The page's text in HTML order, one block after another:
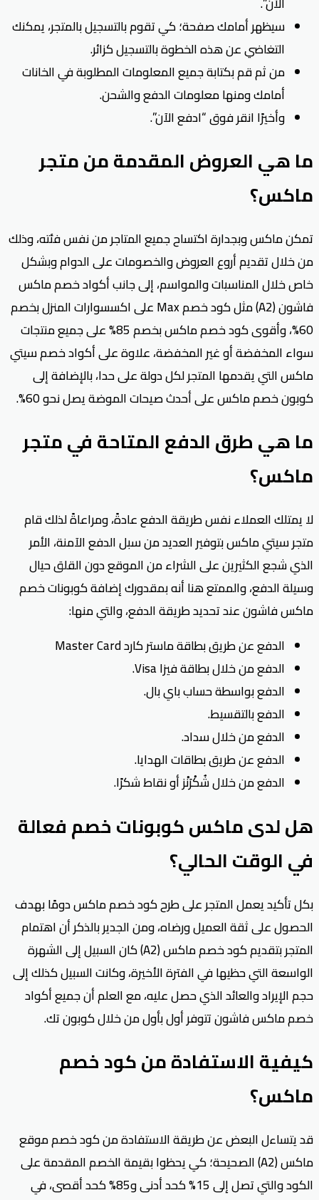
سيظهر أمامك صفحة؛ كي تقوم بالتسجيل بالمتجر، يمكنك
التغاضي عن هذه الخطوة بالتسجيل كزائر.
من ثم قم بكتابة جميع المعلومات المطلوبة في الخانات
أمامك ومنها معلومات الدفع والشحن.
وأخيرًا انقر فوق “ادفع الآن”.
ما هي العروض المقدمة من متجر
ماكس؟
تمكن ماكس وبجدارة اكتساح جميع المتاجر من نفس فئته، وذلك
من خلال تقديم أروع العروض والخصومات على الدوام وبشكل
خاص خلال المناسبات والمواسم، إلى جانب أكواد خصم ماكس
فاشون (A2) مثل كود خصم Max على اكسسوارات المنزل بخصم
60%، وأقوى كود خصم ماكس بخصم 85% على جميع منتجات
سواء المخفضة أو غير المخفضة، علاوة على أكواد خصم سيتي
ماكس التي يقدمها المتجر لكل دولة على حدا، بالإضافة إلى
كوبون خصم ماكس على أحدث صيحات الموضة يصل نحو 60%.
ما هي طرق الدفع المتاحة في متجر
ماكس؟
لا يمتلك العملاء نفس طريقة الدفع عادةً، ومراعاةً لذلك قام
متجر سيتي ماكس بتوفير العديد من سبل الدفع الآمنة، الأمر
الذي شجع الكثيرين على الشراء من الموقع دون القلق حيال
وسيلة الدفع، والممتع هنا أنه بمقدورك إضافة كوبونات خصم
ماكس فاشون عند تحديد طريقة الدفع، والتي منها:
الدفع عن طريق بطاقة ماستر كارد Master Card
الدفع من خلال بطاقة فيزا Visa.
الدفع بواسطة حساب باي بال.
الدفع بالتقسيط.
الدفع من خلال سداد.
الدفع عن طريق بطاقات الهدايا.
الدفع من خلال شُكْرَنْز أو نقاط شكرًا.
هل لدى ماكس كوبونات خصم فعالة
في الوقت الحالي؟
بكل تأكيد يعمل المتجر على طرح كود خصم ماكس دومًا بهدف
الحصول على ثقة العميل ورضاه، ومن الجدير بالذكر أن اهتمام
المتجر بتقديم كود خصم ماكس (A2) كان السبيل إلى الشهرة
الواسعة التي حظيها في الفترة الأخيرة، وكانت السبيل كذلك إلى
حجم الإيراد والعائد الذي حصل عليه، مع العلم أن جميع أكواد
خصم ماكس فاشون تتوفر أول بأول من خلال كوبون تك.
كيفية الاستفادة من كود خصم
ماكس؟
قد يتساءل البعض عن طريقة الاستفادة من كود خصم موقع
ماكس (A2) الصحيحة؛ كي يحظوا بقيمة الخصم المقدمة على
الكود والتي تصل إلى 15% كحد أدنى و85% كحد أقصى، في